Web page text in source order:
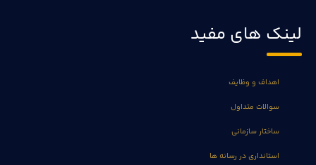
لینک های مفید
اهداف و وظایف
سوالات متداول
ساختار سازمانی
استانداری در رسانه ها